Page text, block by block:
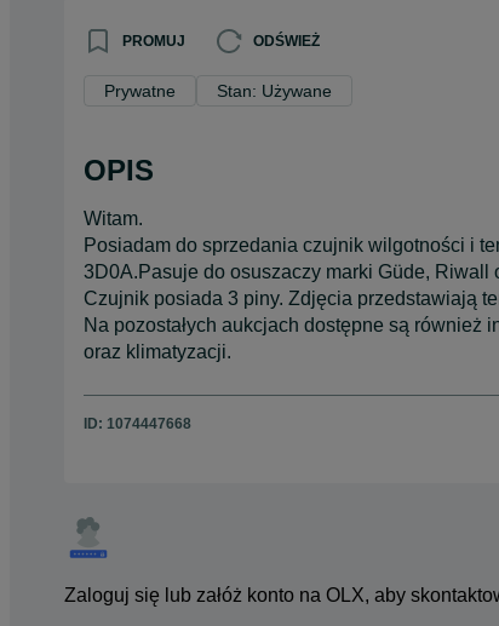
PROMUJ ODŚWIEŻ
Prywatne Stan: Używane
OPIS
Witam.
Posiadam do sprzedania czujnik wilgotności i
3D0A.Pasuje do osuszaczy marki Güde, Riwall
Czujnik posiada 3 piny. Zdjęcia przedstawiają
Na pozostałych aukcjach dostępne są
oraz klimatyzacji.
ID: 1074447668
Zaloguj się lub załóż konto na OLX, aby